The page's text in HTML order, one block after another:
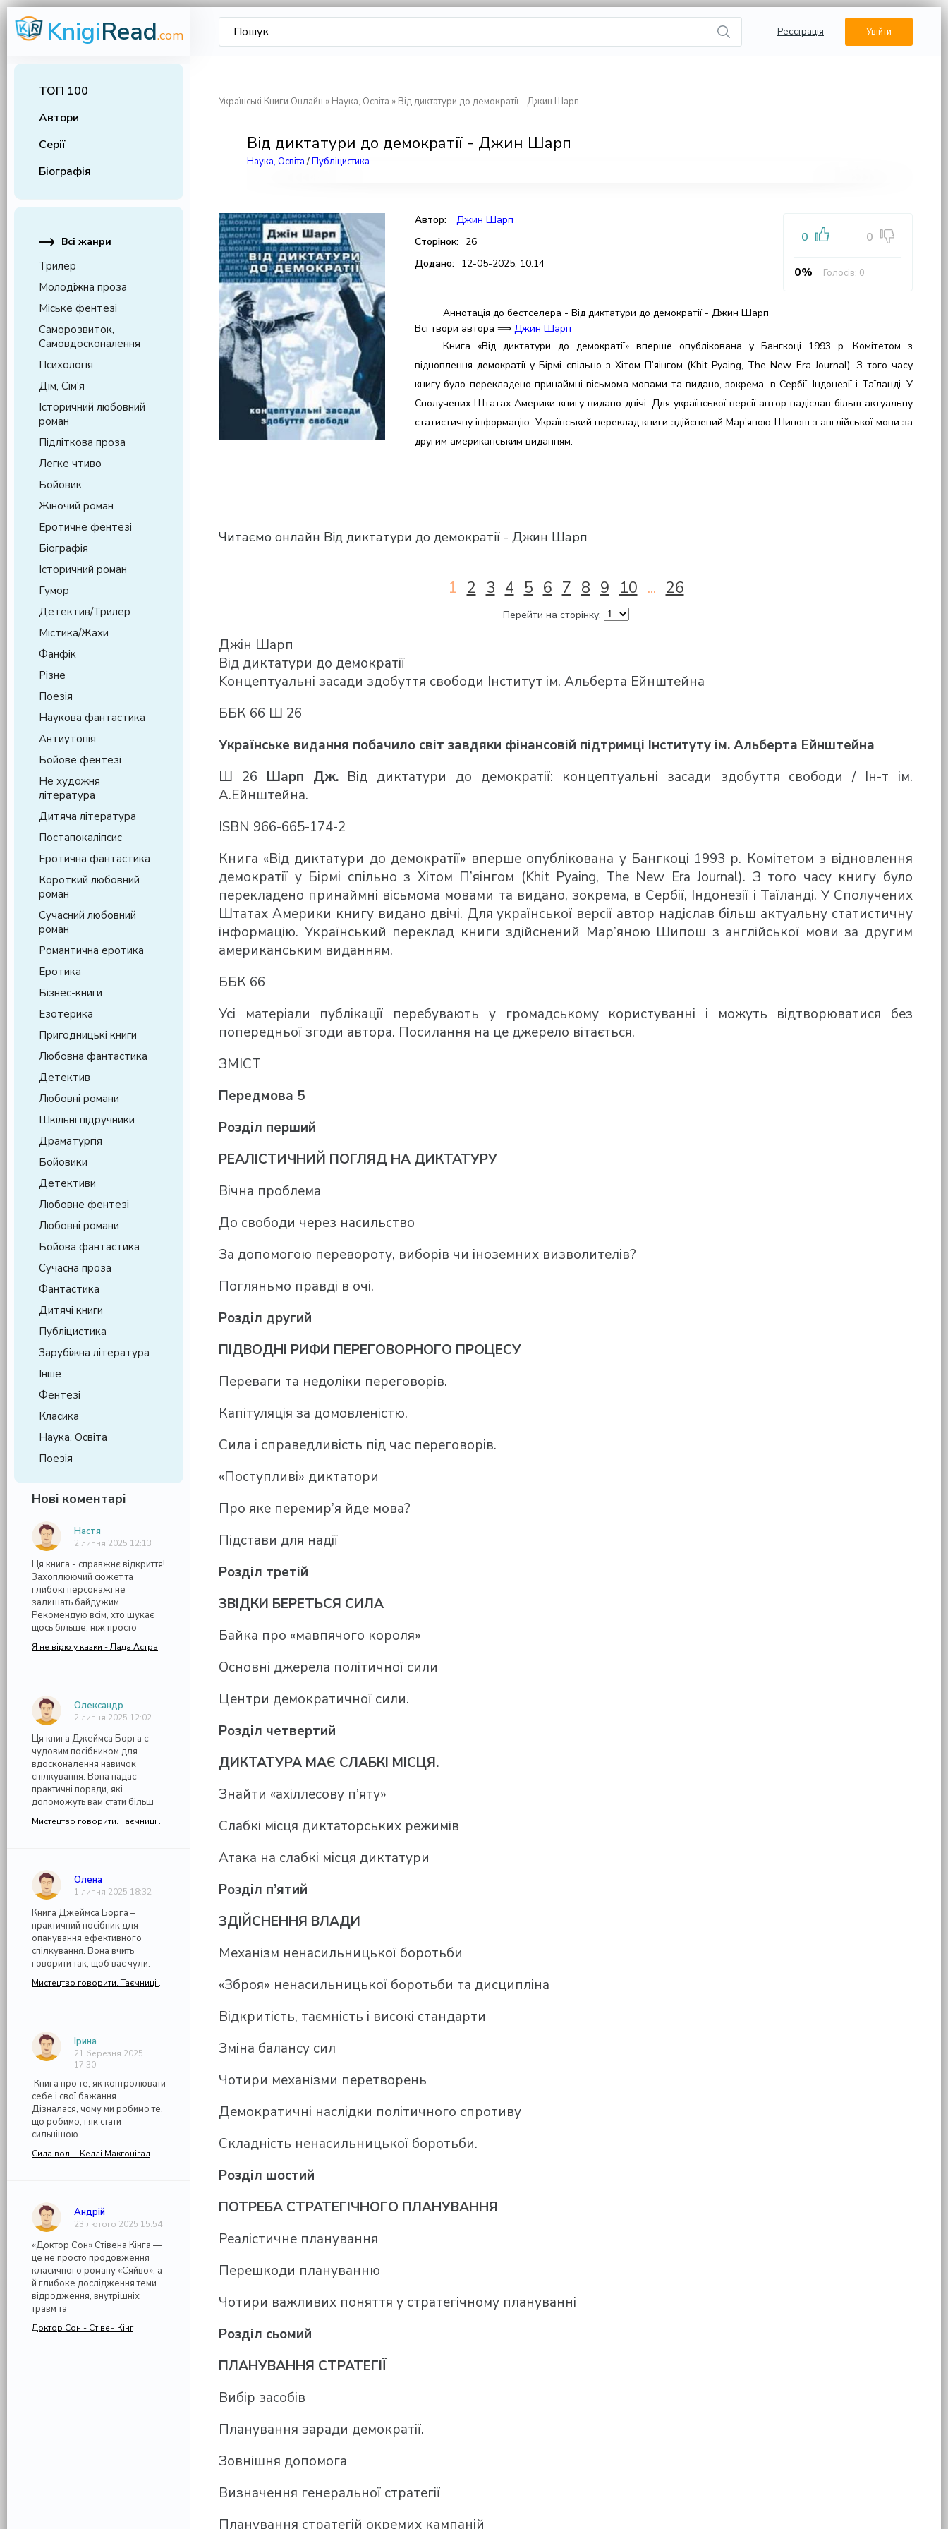
KnigiRead.com Реєстрація Увійти
ТОП 100
Автори
Серії
Біографія
Всі жанри
Трилер
Молодіжна проза
Міське фентезі
Саморозвиток,
Самовдосконалення
Психологія
Дім, Сім'я
Історичний любовний
роман
Підліткова проза
Легке чтиво
Бойовик
Жіночий роман
Еротичне фентезі
Біографія
Історичний роман
Гумор
Детектив/Трилер
Містика/Жахи
Фанфік
Різне
Поезія
Наукова фантастика
Антиутопія
Бойове фентезі
Не художня
література
Дитяча література
Постапокаліпсис
Еротична фантастика
Короткий любовний
роман
Сучасний любовний
роман
Романтична еротика
Еротика
Бізнес-книги
Езотерика
Пригодницькі книги
Любовна фантастика
Детектив
Любовні романи
Шкільні підручники
Драматургія
Бойовики
Детективи
Любовне фентезі
Любовні романи
Бойова фантастика
Сучасна проза
Фантастика
Дитячі книги
Публіцистика
Зарубіжна література
Інше
Фентезі
Класика
Наука, Освіта
Поезія
Нові коментарі
Настя
2 липня 2025 12:13
Ця книга - справжнє відкриття!
Захоплюючий сюжет та
глибокі персонажі не
залишать байдужим.
Рекомендую всім, хто шукає
щось більше, ніж просто
Я не вірю у казки - Лада Астра
Олександр
2 липня 2025 12:02
Ця книга Джеймса Борга є
чудовим посібником для
вдосконалення навичок
спілкування. Вона надає
практичні поради, які
допоможуть вам стати більш
Мистецтво говорити. Таємниці ефективного спілкування - Джеймс Борг (Джеймс Борґ)
Олена
1 липня 2025 18:32
Книга Джеймса Борга –
практичний посібник для
опанування ефективного
спілкування. Вона вчить
говорити так, щоб вас чули.
Мистецтво говорити. Таємниці ефективного спілкування - Джеймс Борг (Джеймс Борґ)
Ірина
21 березня 2025
17:30
Книга про те, як контролювати
себе і свої бажання.
Дізналася, чому ми робимо те,
що робимо, і як стати
сильнішою.
Сила волі - Келлі Макгонігал
Андрій
23 лютого 2025 15:54
«Доктор Сон» Стівена Кінга —
це не просто продовження
класичного роману «Сяйво», а
й глибоке дослідження теми
відродження, внутрішніх
травм та
Доктор Сон - Стівен Кінг
Українські Книги Онлайн » Наука, Освіта » Від диктатури до демократії - Джин Шарп
Від диктатури до демократії - Джин Шарп
Наука, Освіта/Публіцистика
Автор:
Джин Шарп
Сторінок: 26
Додано: 12-05-2025, 10:14
0 0
0% Голосів: 0
Аннотація до бестселера - Від диктатури до демократії - Джин Шарп
Всі твори автора ⟹ Джин Шарп
Книга «Від диктатури до демократії» вперше опублікована у Бангкоці 1993 р. Комітетом з
відновлення демократії у Бірмі спільно з Хітом П’яінгом (Khit Pyaing, The New Era Journal). З того часу
книгу було перекладено принаймні вісьмома мовами та видано, зокрема, в Сербії, Індонезії і Таїланді. У
Сполучених Штатах Америки книгу видано двічі. Для української версії автор надіслав більш актуальну
статистичну інформацію. Український переклад книги здійснений Мар’яною Шипош з англійської мови за
другим американським виданням.
Читаємо онлайн Від диктатури до демократії - Джин Шарп
1 2 3 4 5 6 7 8 9 10 ... 26
Перейти на сторінку:
Джін Шарп
Від диктатури до демократії
Kонцептуальні засади здобуття свободи Інститут ім. Альберта Ейнштейна
ББК 66 Ш 26
Українське видання побачило світ завдяки фінансовій підтримці Інституту ім. Альберта Ейнштейна
Ш 26 Шарп Дж.Від диктатури до демократії: концептуальні засади здобуття свободи / Ін-т ім.
А.Ейнштейна.
ІSBN 966-665-174-2
Книга «Від диктатури до демократії» вперше опублікована у Бангкоці 1993 р. Комітетом з відновлення
демократії у Бірмі спільно з Хітом П’яінгом (Khit Pyaing, The New Era Journal). З того часу книгу було
перекладено принаймні вісьмома мовами та видано, зокрема, в Сербії, Індонезії і Таїланді. У Сполучених
Штатах Америки книгу видано двічі. Для української версії автор надіслав більш актуальну статистичну
інформацію. Український переклад книги здійснений Мар’яною Шипош з англійської мови за другим
американським виданням.
ББК 66
Усі матеріали публікації перебувають у громадському користуванні і можуть відтворюватися без
попередньої згоди автора. Посилання на це джерело вітається.
ЗМІСТ
Передмова 5
Розділ перший
РЕАЛІСТИЧНИЙ ПОГЛЯД НА ДИКТАТУРУ
Вічна проблема
До свободи через насильство
За допомогою перевороту, виборів чи іноземних визволителів?
Погляньмо правді в очі.
Розділ другий
ПІДВОДНІ РИФИ ПЕРЕГОВОРНОГО ПРОЦЕСУ
Переваги та недоліки переговорів.
Капітуляція за домовленістю.
Сила і справедливість під час переговорів.
«Поступливі» диктатори
Про яке перемир’я йде мова?
Підстави для надії
Розділ третій
ЗВІДКИ БЕРЕТЬСЯ СИЛА
Байка про «мавпячого короля»
Основні джерела політичної сили
Центри демократичної сили.
Розділ четвертий
ДИКТАТУРА МАЄ СЛАБКІ МІСЦЯ.
Знайти «ахіллесову п’яту»
Слабкі місця диктаторських режимів
Атака на слабкі місця диктатури
Розділ п’ятий
ЗДІЙСНЕННЯ ВЛАДИ
Механізм ненасильницької боротьби
«Зброя» ненасильницької боротьби та дисципліна
Відкритість, таємність і високі стандарти
Зміна балансу сил
Чотири механізми перетворень
Демократичні наслідки політичного спротиву
Складність ненасильницької боротьби.
Розділ шостий
ПОТРЕБА СТРАТЕГІЧНОГО ПЛАНУВАННЯ
Реалістичне планування
Перешкоди плануванню
Чотири важливих поняття у стратегічному плануванні
Розділ сьомий
ПЛАНУВАННЯ СТРАТЕГІЇ
Вибір засобів
Планування заради демократії.
Зовнішня допомога
Визначення генеральної стратегії
Планування стратегій окремих кампаній